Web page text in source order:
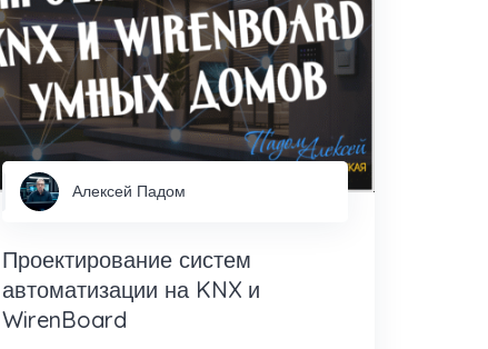
Алексей Падом
Проектирование систем
автоматизации на KNX и
WirenBoard